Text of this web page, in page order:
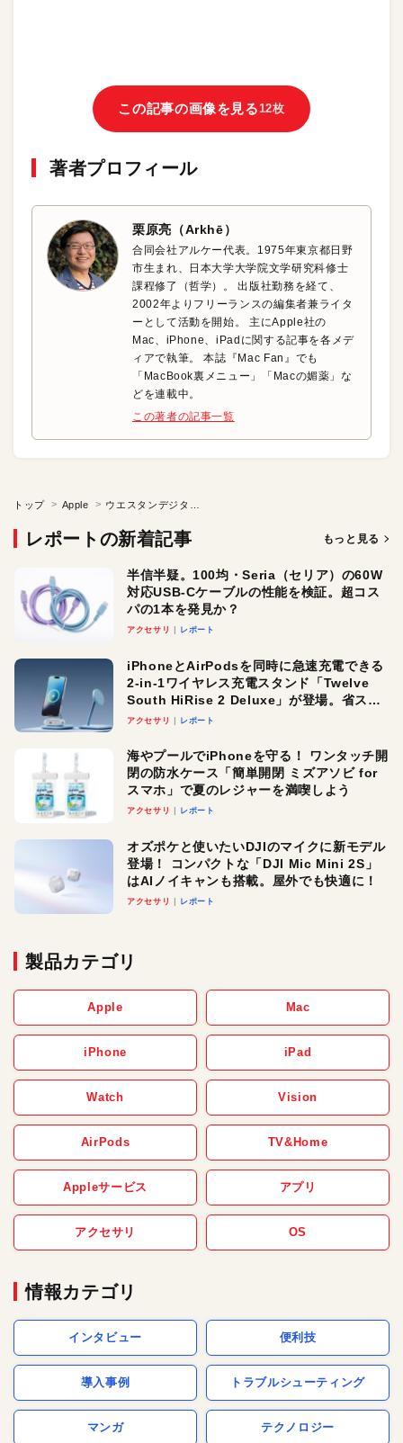
この記事の画像を見る 12枚
著者プロフィール
栗原亮（Arkhē）
合同会社アルケー代表。1975年東京都日野
市生まれ、日本大学大学院文学研究科修士
課程修了（哲学）。 出版社勤務を経て、
2002年よりフリーランスの編集者兼ライタ
ーとして活動を開始。 主にApple社の
Mac、iPhone、iPadに関する記事を各メデ
ィアで執筆。 本誌『Mac Fan』でも
「MacBook裏メニュー」「Macの媚薬」な
どを連載中。
この著者の記事一覧
トップ Apple
レポートの新着記事 もっと見る
半信半疑。100均・Seria（セリア）の60W
対応USB-Cケーブルの性能を検証。超コス
パの1本を発見か？
アクセサリ レポート
iPhoneとAirPodsを同時に急速充電できる
2-in-1ワイヤレス充電スタンド「Twelve
South HiRise 2 Deluxe」が登場。省スペ
ースでおしゃれに充電したい人にオスス
アクセサリ レポート
海やプールでiPhoneを守る！ ワンタッチ開
閉の防水ケース「簡単開閉 ミズアソビ for
スマホ」で夏のレジャーを満喫しよう
アクセサリ レポート
オズポケと使いたいDJIのマイクに新モデル
登場！ コンパクトな「DJI Mic Mini 2S」
はAIノイキャンも搭載。屋外でも快適に！
アクセサリ レポート
製品カテゴリ
Apple Mac
iPhone iPad
Watch Vision
AirPods TV&Home
Appleサービス アプリ
アクセサリ OS
情報カテゴリ
インタビュー 便利技
導入事例 トラブルシューティング
マンガ テクノロジー